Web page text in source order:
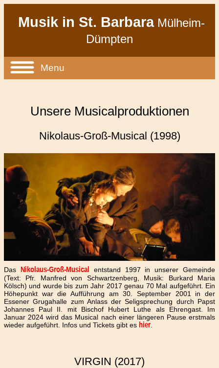
Musik in St. BarbaraMülheim-
Dümpten
Menu
Unsere Musicalproduktionen
Nikolaus-Groß-Musical (1998)
Das Nikolaus-Groß-Musical
entstand 1997 in unserer Gemeinde
(Text: Pfr. Manfred von Schwartzenberg, Musik: Burkard Maria
Kölsch) und wurde bis zum Jahr 2017 genau 70 Mal aufgeführt. Ein
Höhepunkt war die Aufführung am 30. September 2001 in der
Essener Grugahalle zum Anlass der Seligsprechung durch Papst
Johannes Paul II. mit Bischof Hubert Luthe als Ehrengast. Im
Januar 2024 wird das Musical nach einer längeren Pause erstmals
wieder aufgeführt. Infos und Tickets gibt es hier
VIRGIN (2017)